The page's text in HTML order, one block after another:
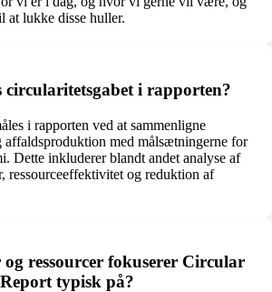
at lukke disse huller.
circularitetsgabet i rapporten?
i rapporten ved at sammenligne
affaldsproduktion med målsætningerne for
Dette inkluderer blandt andet analyse af
ressourceeffektivitet og reduktion af
ressourcer fokuserer Circular
typisk på?